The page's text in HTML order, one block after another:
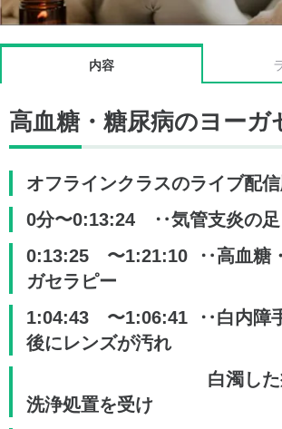
内容
高血糖・糖尿病のヨーガ
オフラインクラスのライブ配信
0分〜0:13:24 ‥気管支炎の足
0:13:25 〜1:21:10 ‥高血糖
ガセラピー
1:04:43 〜1:06:41 ‥白内障
後にレンズが汚れ
白濁した症状に
洗浄処置を受け